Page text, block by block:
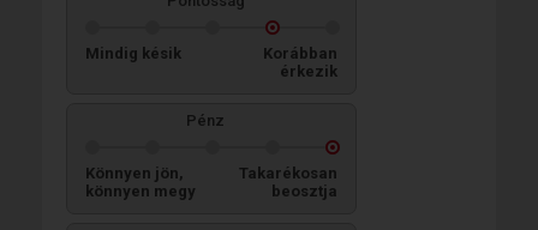
Mindig késik
Korábban
érkezik
Pénz
Könnyen jön,
könnyen megy
Takarékosan
beosztja